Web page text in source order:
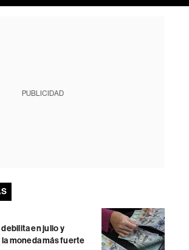
PUBLICIDAD
en julio y
moneda más fuerte